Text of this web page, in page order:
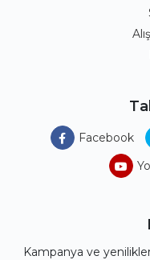
Facebook
Kampanya ve